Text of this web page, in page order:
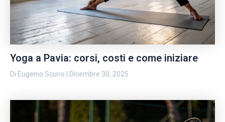
Yoga a Pavia: corsi, costi e come iniziare
Di Eugenio Scurio Dicembre 30, 2025